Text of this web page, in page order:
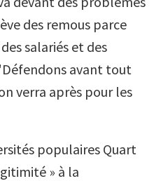
des remous parce
salariés et des
avant tout
verra après pour les
populaires Quart
» à la